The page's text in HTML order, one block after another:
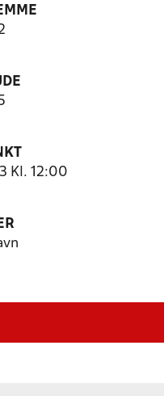
Kl. 12:00